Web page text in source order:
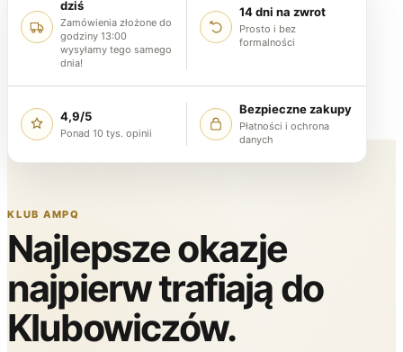
dziś
Zamówienia złożone do
godziny 13:00
wysyłamy tego samego
dnia!
14 dni na zwrot
Prosto i bez
formalności
4,9/5
Ponad 10 tys. opinii
Bezpieczne zakupy
Płatności i ochrona
danych
KLUB AMPQ
Najlepsze okazje
najpierw trafiają do
Klubowiczów.